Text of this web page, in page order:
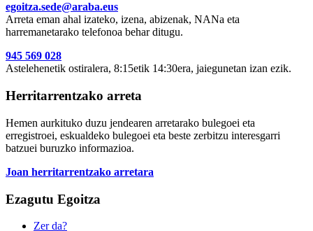
egoitza.sede@araba.eus
Arreta eman ahal izateko, izena, abizenak, NANa eta
harremanetarako telefonoa behar ditugu.
945 569 028
Astelehenetik ostiralera, 8:15etik 14:30era, jaiegunetan izan ezik.
Herritarrentzako arreta
Hemen aurkituko duzu jendearen arretarako bulegoei eta
erregistroei, eskualdeko bulegoei eta beste zerbitzu interesgarri
batzuei buruzko informazioa.
Joan herritarrentzako arretara
Ezagutu Egoitza
Zer da?